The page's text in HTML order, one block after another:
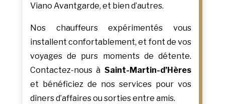
Viano Avantgarde, et bien d’autres.
Nos chauffeurs expérimentés vous
installent confortablement, et font de vos
voyages de purs moments de détente.
Contactez-nous àSaint-Martin-d’Hères
et bénéficiez de nos services pour vos
dîners d’affaires ou sorties entre amis.